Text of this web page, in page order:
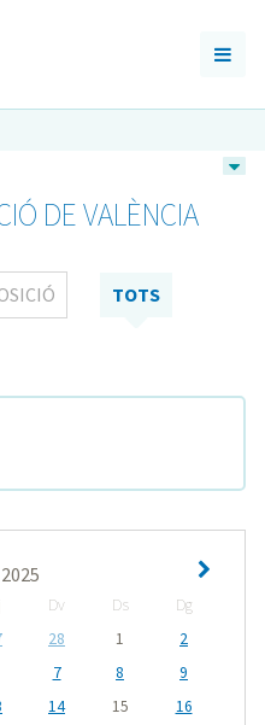
DE VALÈNCIA
TOTS
Dv Ds
Dg
28 1
2
7 8
9
14 15
16